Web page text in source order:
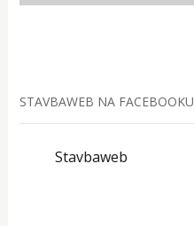
STAVBAWEB NA FACEBOOKU
Stavbaweb